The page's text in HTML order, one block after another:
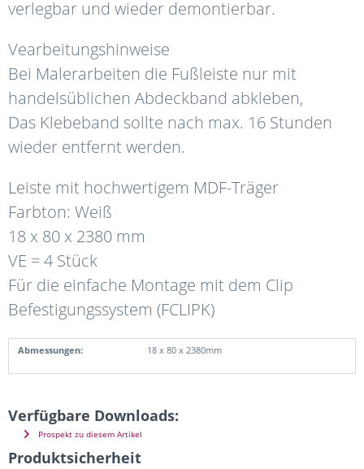
verlegbar und wieder demontierbar.
Vearbeitungshinweise
Bei Malerarbeiten die Fußleiste nur mit
handelsüblichen Abdeckband abkleben,
Das Klebeband sollte nach max. 16 Stunden
wieder entfernt werden.
Leiste mit hochwertigem MDF-Träger
Farbton: Weiß
18 x 80 x 2380 mm
VE = 4 Stück
Für die einfache Montage mit dem Clip
Befestigungssystem (FCLIPK)
Abmessungen: 18 x 80 x 2380mm
Verfügbare Downloads:
Prospekt zu diesem Artikel
Produktsicherheit